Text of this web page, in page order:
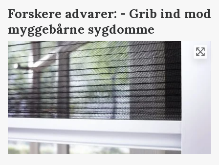
Forskere advarer: - Grib ind mod
myggebårne sygdomme